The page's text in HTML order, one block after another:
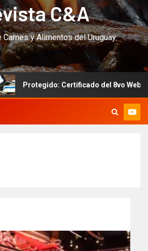
C&A
Carnes y Alimentos del Uruguay
Protegido: Certificado del 8vo Webinar